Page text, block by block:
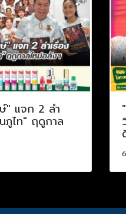
" แจก 2 ลำ
ภูไท" ฤดูกาล